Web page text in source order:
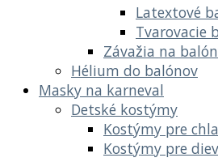
Latextové
Tvarovacie
Závažia na
Hélium do balónov
Masky na karneval
Detské kostýmy
Kostýmy pre
Kostýmy pre